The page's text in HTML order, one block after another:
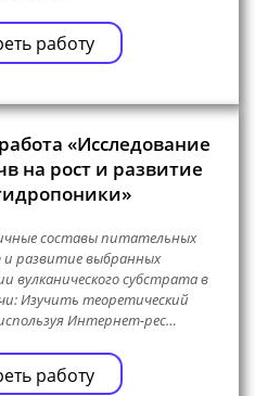
работу
«Исследование
на рост и развитие
составы питательных
развитие выбранных
вулканического субстрата в
Изучить теоретический
Интернет-рес…
работу